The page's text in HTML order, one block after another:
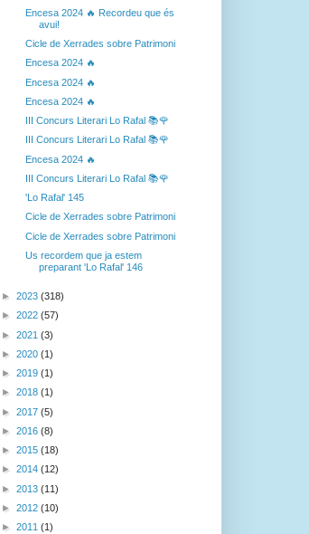
Encesa 2024 🔥 Recordeu que és
avui!
Cicle de Xerrades sobre Patrimoni
Encesa 2024 🔥
Encesa 2024 🔥
Encesa 2024 🔥
III Concurs Literari Lo Rafal 📚🌹
III Concurs Literari Lo Rafal 📚🌹
Encesa 2024 🔥
III Concurs Literari Lo Rafal 📚🌹
'Lo Rafal' 145
Cicle de Xerrades sobre Patrimoni
Cicle de Xerrades sobre Patrimoni
Us recordem que ja estem
preparant 'Lo Rafal' 146
► 2023 (318)
► 2022 (57)
► 2021 (3)
► 2020 (1)
► 2019 (1)
► 2018 (1)
► 2017 (5)
► 2016 (8)
► 2015 (18)
► 2014 (12)
► 2013 (11)
► 2012 (10)
► 2011 (1)